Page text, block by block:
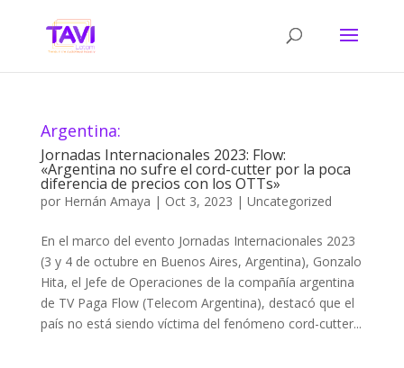
Argentina:
Jornadas Internacionales 2023: Flow:
«Argentina no sufre el cord-cutter por la poca
diferencia de precios con los OTTs»
por Hernán Amaya | Oct 3, 2023 | Uncategorized
En el marco del evento Jornadas Internacionales 2023
(3 y 4 de octubre en Buenos Aires, Argentina), Gonzalo
Hita, el Jefe de Operaciones de la compañía argentina
de TV Paga Flow (Telecom Argentina), destacó que el
país no está siendo víctima del fenómeno cord-cutter...